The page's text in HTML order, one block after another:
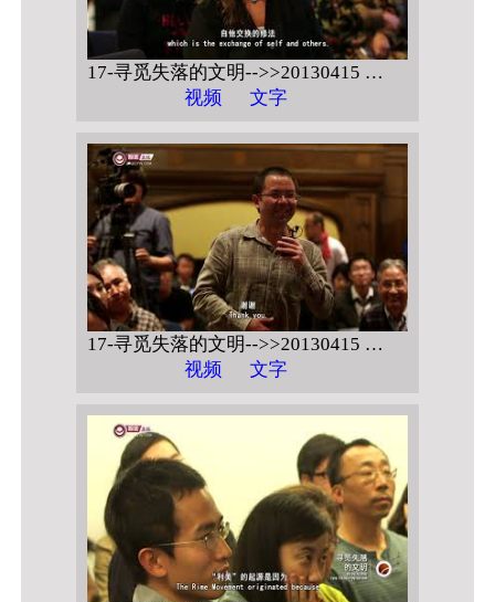
17-寻觅失落的文明-->>20130415 美国波士顿哈佛大学 【如何观修自他交换的菩提心】
视频
文字
17-寻觅失落的文明-->>20130415 美国波士顿哈佛大学 【如何观修自他交换的菩提心 问答】
视频
文字